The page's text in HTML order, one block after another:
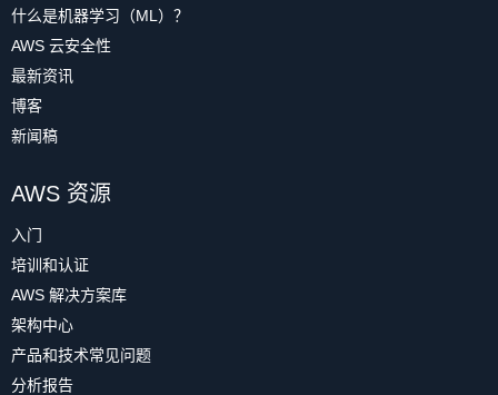
什么是机器学习（ML）？
AWS 云安全性
最新资讯
博客
新闻稿
AWS 资源
入门
培训和认证
AWS 解决方案库
架构中心
产品和技术常见问题
分析报告